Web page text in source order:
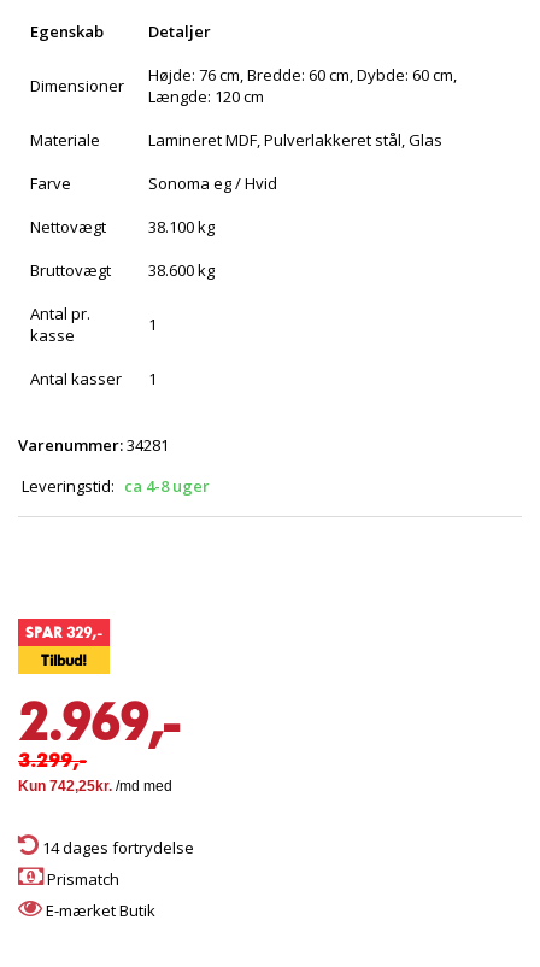
Egenskab Detaljer
Dimensioner
Højde: 76 cm, Bredde: 60 cm, Dybde: 60 cm,
Længde: 120 cm
Materiale
Lamineret MDF, Pulverlakkeret stål, Glas
Farve
Sonoma eg / Hvid
Nettovægt
38.100 kg
Bruttovægt
38.600 kg
Antal pr.
kasse
1
Antal kasser 1
Varenummer:34281
Leveringstid: ca 4-8 uger
SPAR 329,-
Tilbud!
2.969,-
3.299,-
14 dages fortrydelse
Prismatch
E-mærket Butik